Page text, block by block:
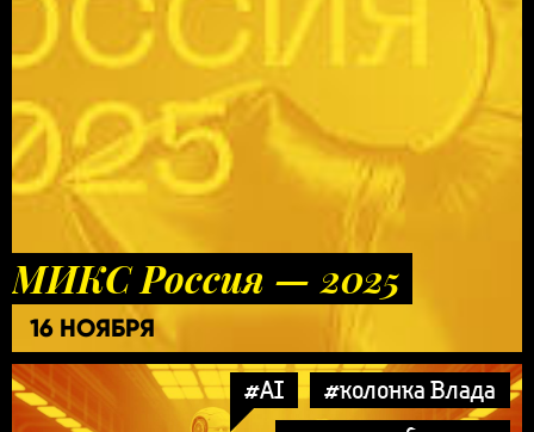
МИКС Россия — 2025
16 НОЯБРЯ
#AI
#колонка Влада